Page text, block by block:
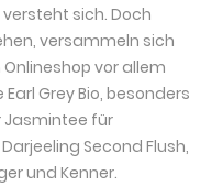
sich. Doch
versammeln sich
vor allem
Grey Bio, besonders
Jasmintee für
Second Flush,
und Kenner.